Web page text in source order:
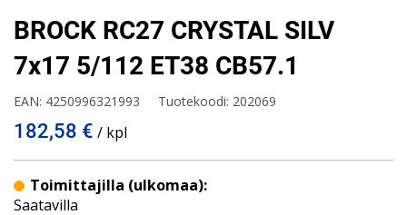
BROCK RC27 CRYSTAL SILV
7x17 5/112 ET38 CB57.1
EAN: 4250996321993 Tuotekoodi: 202069
182,58 € / kpl
Toimittajilla (ulkomaa):
Saatavilla